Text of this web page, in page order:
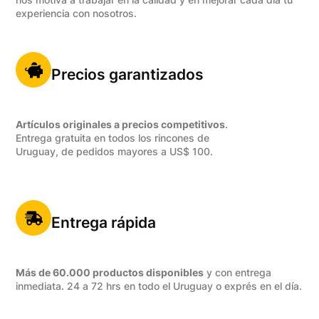
experiencia con nosotros.
Precios garantizados
Artículos originales a precios competitivos.
Entrega gratuita en todos los rincones de
Uruguay, de pedidos mayores a US$ 100.
Entrega rápida
Más de 60.000 productos disponibles y con entrega
inmediata. 24 a 72 hrs en todo el Uruguay o exprés en el día.